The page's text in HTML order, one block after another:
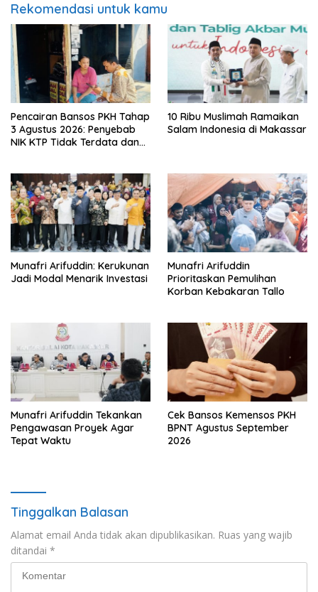
Rekomendasi untuk kamu
Pencairan Bansos PKH Tahap
3 Agustus 2026: Penyebab
NIK KTP Tidak Terdata dan
10 Ribu Muslimah Ramaikan
Salam Indonesia di Makassar
Munafri Arifuddin: Kerukunan
Jadi Modal Menarik Investasi
Munafri Arifuddin
Prioritaskan Pemulihan
Korban Kebakaran Tallo
Munafri Arifuddin Tekankan
Pengawasan Proyek Agar
Tepat Waktu
Cek Bansos Kemensos PKH
BPNT Agustus September
2026
Tinggalkan Balasan
Alamat email Anda tidak akan dipublikasikan. Ruas yang wajib
ditandai *